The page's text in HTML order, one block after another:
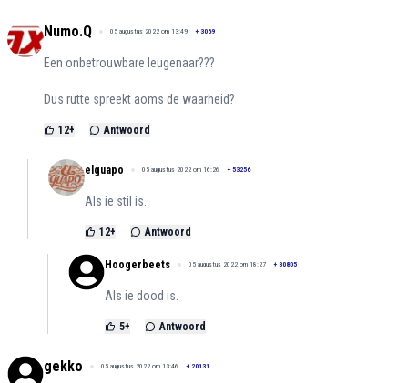
Numo.Q 05 augustus 2022 om 13:49 + 3069
Een onbetrouwbare leugenaar???
Dus rutte spreekt aoms de waarheid?
12+ Antwoord
elguapo 05 augustus 2022 om 16:26 + 53256
Als ie stil is.
12+ Antwoord
Hoogerbeets 05 augustus 2022 om 18:27 + 30805
Als ie dood is.
5+ Antwoord
gekko 05 augustus 2022 om 13:46 + 20131